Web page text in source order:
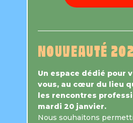
NOUVEAUTÉ
Un espace dédié pour
vous, au cœur du lieu
les rencontres
mardi 20 janvier.
Nous souhaitons